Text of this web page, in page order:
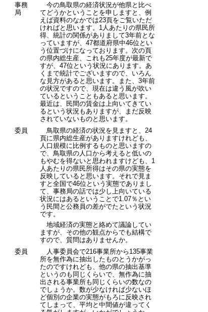
事務
局
今の鳥取県の経済状況が他県と比べ
てどうかということを申しますと、例
えば資料のなかでは23頁をご覧いただ
ければと思います。1人あたりの県民所
得、統計の関係がありまして3年前とな
っていますが、47都道府県中46位とい
う位置づけになっております。次の頁
の県内総生産、これも25年度が最新で
すが、47位という状況にあります。あ
くまで統計でございますので、いろん
な見方があると思います。また、3年前
の状況ですので、現在は違う風が吹い
ているということもあると思います。
最近は、民間の賃金は上向いてきてい
るという状況もありますが、まだ反映
されていないものと思います。
委員
鳥取県の経済の状況を見ますと、24
頁に県内総生産がありますけれども、
人口規模に比例するものと思いますの
で、鳥取県の人口から考えると低いの
もやむを得ないと思われますけども、1
人あたりの県民所得はその県の実態を
反映していると思います。それで見ま
すと全国で46位という実態でありまし
て、事務局の話では少し上向いている
状況にはあるということで1.07％とい
う民間と公務員の差がでたという状況
です。
地域経済の実態と絡めて議論してい
ますが、その他の観点からでも結構で
すので、質問はありませんか。
委員
人事委員会で216事業所から135事業
所を無作為に抽出したものとうかがっ
たのですけれども、他の県の抽出基準
というのも同じくらいで、無作為に抽
出される事業所も同じくらいの数なの
でしょうか。数が少なければ少ないほ
ど個別の企業の実態がもろに反映され
てしまって、平均と中間値が違ってく